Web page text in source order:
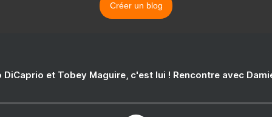
Créer un blog
DiCaprio et Tobey Maguire, c'est lui ! Rencontre avec